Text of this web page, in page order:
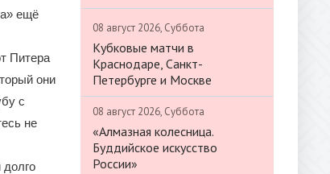
ещё
Питера
они
с
не
08 август 2026, Суббота
Кубковые матчи в
Краснодаре, Санкт-
Петербурге и Москве
08 август 2026, Суббота
«Алмазная колесница.
Буддийское искусство
России»